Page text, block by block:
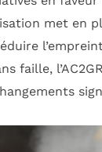
met en
faille,